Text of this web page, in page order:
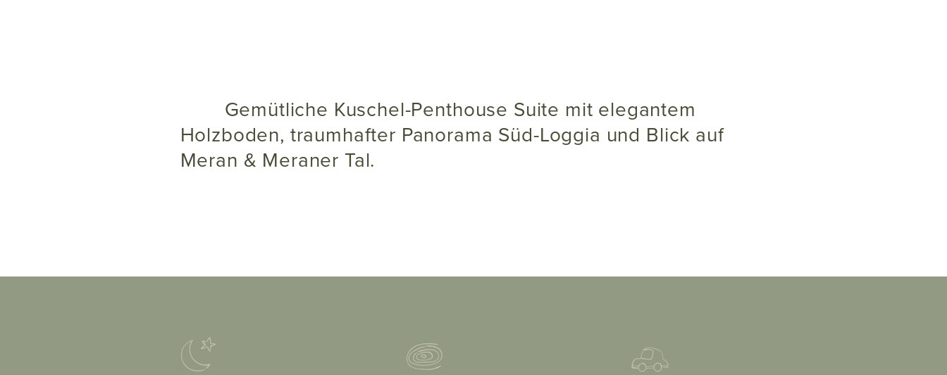
Gemütliche Kuschel-Penthouse Suite mit elegantem
Holzboden, traumhafter Panorama Süd-Loggia und Blick auf
Meran & Meraner Tal.